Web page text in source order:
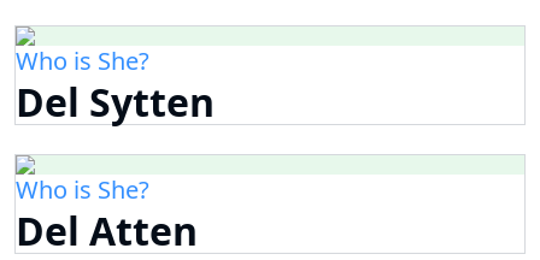
Who is She?
Del Sytten
Who is She?
Del Atten